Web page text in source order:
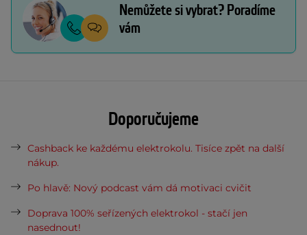
Nemůžete si vybrat? Poradíme
vám
Doporučujeme
Cashback ke každému elektrokolu. Tisíce zpět na další
nákup.
Po hlavě: Nový podcast vám dá motivaci cvičit
Doprava 100% seřízených elektrokol - stačí jen
nasednout!